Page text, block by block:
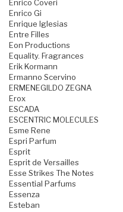
Enrico Coveri
Enrico Gi
Enrique Iglesias
Entre Filles
Eon Productions
Equality. Fragrances
Erik Kormann
Ermanno Scervino
ERMENEGILDO ZEGNA
Erox
ESCADA
ESCENTRIC MOLECULES
Esme Rene
Espri Parfum
Esprit
Esprit de Versailles
Esse Strikes The Notes
Essential Parfums
Essenza
Esteban